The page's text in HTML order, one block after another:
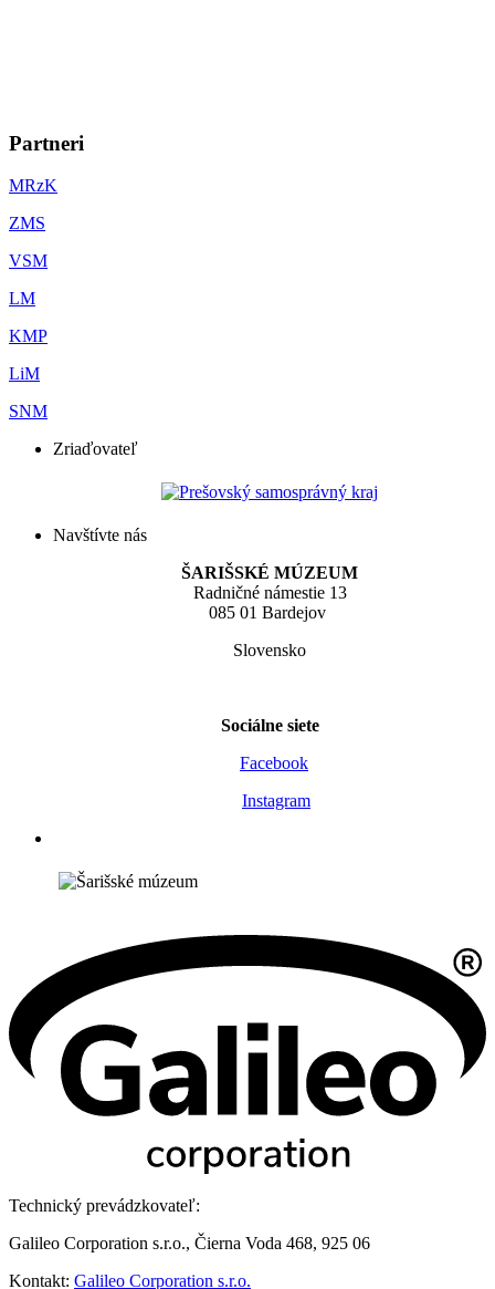
Partneri
MRzK
ZMS
VSM
LM
KMP
LiM
SNM
Zriaďovateľ
Navštívte nás
ŠARIŠSKÉ MÚZEUM
Radničné námestie 13
085 01 Bardejov
Slovensko
Sociálne siete
Facebook
Instagram
Technický prevádzkovateľ:
Galileo Corporation s.r.o., Čierna Voda 468, 925 06
Kontakt: Galileo Corporation s.r.o.